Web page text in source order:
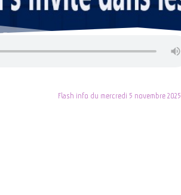
Flash info du mercredi 5 novembre 2025